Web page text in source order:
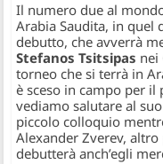
Il numero due al
Arabia Saudita, in quel
debutto, che avverrà
Stefanos Tsitsipas nei
torneo che si terrà in
è sceso in campo per
vediamo salutare al
piccolo colloquio
Alexander Zverev,
debutterà anch’egli